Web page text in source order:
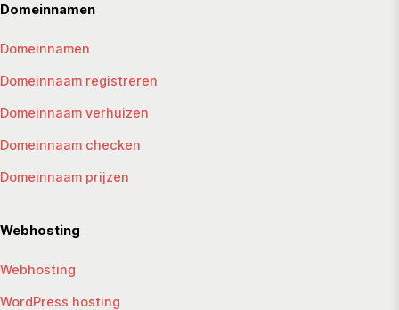
Domeinnamen
Domeinnamen
Domeinnaam registreren
Domeinnaam verhuizen
Domeinnaam checken
Domeinnaam prijzen
Webhosting
Webhosting
WordPress hosting